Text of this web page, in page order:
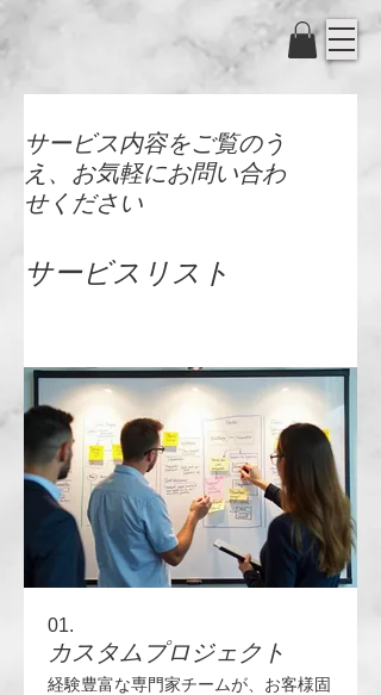
サービス内容をご覧のう
え、お気軽にお問い合わ
せください
サービスリスト
01.
カスタムプロジェクト
経験豊富な専門家チームが、お客様固